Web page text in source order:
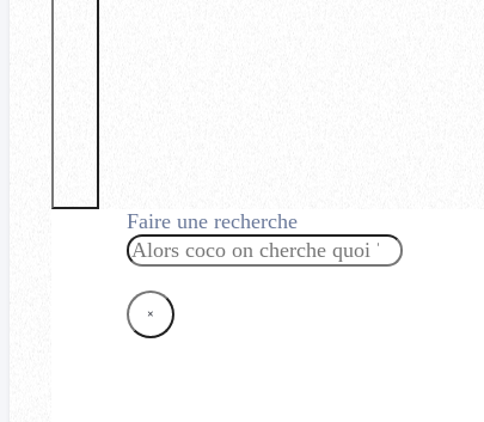
Faire une recherche
Rechercher
×